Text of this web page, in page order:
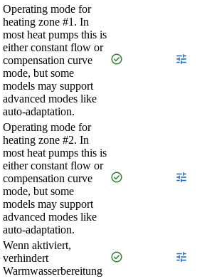
Operating mode for
heating zone #1. In
most heat pumps this is
either constant flow or
compensation curve
mode, but some
models may support
advanced modes like
auto-adaptation.
check_circle tune
Operating mode for
heating zone #2. In
most heat pumps this is
either constant flow or
compensation curve
mode, but some
models may support
advanced modes like
auto-adaptation.
check_circle tune
Wenn aktiviert,
verhindert
Warmwasserbereitung
check_circle tune